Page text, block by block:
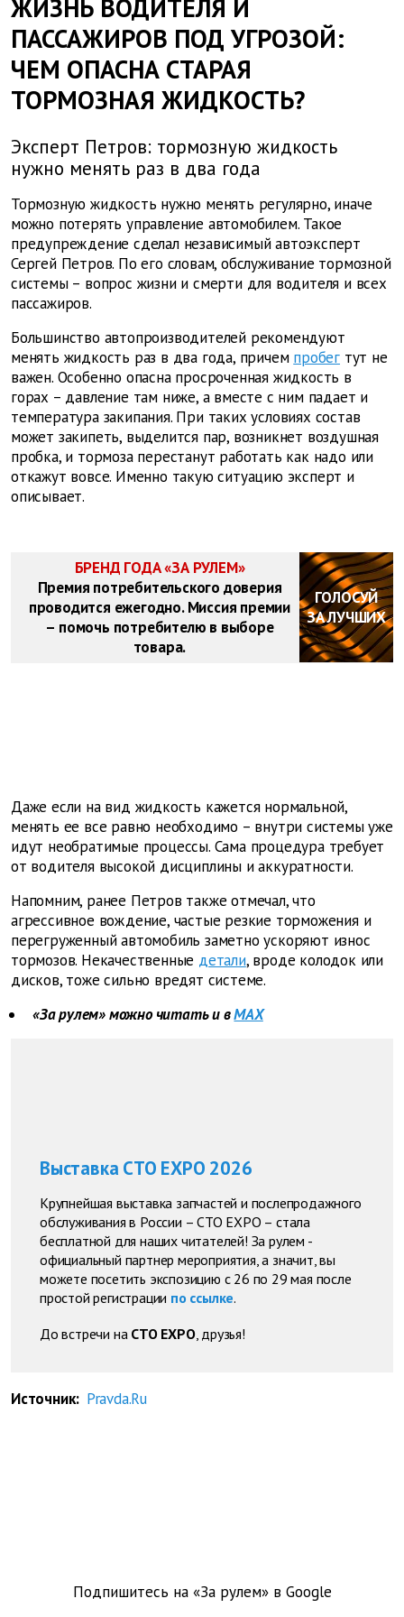
ЖИЗНЬ ВОДИТЕЛЯ И
ПАССАЖИРОВ ПОД УГРОЗОЙ:
ЧЕМ ОПАСНА СТАРАЯ
ТОРМОЗНАЯ ЖИДКОСТЬ?
Эксперт Петров: тормозную жидкость
нужно менять раз в два года
Тормозную жидкость нужно менять регулярно, иначе
можно потерять управление автомобилем. Такое
предупреждение сделал независимый автоэксперт
Сергей Петров. По его словам, обслуживание тормозной
системы – вопрос жизни и смерти для водителя и всех
пассажиров.
Большинство автопроизводителей рекомендуют
менять жидкость раз в два года, причем пробег тут не
важен. Особенно опасна просроченная жидкость в
горах – давление там ниже, а вместе с ним падает и
температура закипания. При таких условиях состав
может закипеть, выделится пар, возникнет воздушная
пробка, и тормоза перестанут работать как надо или
откажут вовсе. Именно такую ситуацию эксперт и
описывает.
БРЕНД ГОДА «ЗА РУЛЕМ»
Премия потребительского доверия
проводится ежегодно. Миссия премии
– помочь потребителю в выборе
товара.
ГОЛОСУЙ
ЗА ЛУЧШИХ
Даже если на вид жидкость кажется нормальной,
менять ее все равно необходимо – внутри системы уже
идут необратимые процессы. Сама процедура требует
от водителя высокой дисциплины и аккуратности.
Напомним, ранее Петров также отмечал, что
агрессивное вождение, частые резкие торможения и
перегруженный автомобиль заметно ускоряют износ
тормозов. Некачественные детали, вроде колодок или
дисков, тоже сильно вредят системе.
«За рулем» можно читать и вMAX
Выставка СТО EXPO 2026
Крупнейшая выставка запчастей и послепродажного
обслуживания в России – СТО EXPO – стала
бесплатной для наших читателей! За рулем -
официальный партнер мероприятия, а значит, вы
можете посетить экспозицию с 26 по 29 мая после
простой регистрации по ссылке.
До встречи на СТО EXPO, друзья!
Источник: Pravda.Ru
Подпишитесь на «За рулем» в Google